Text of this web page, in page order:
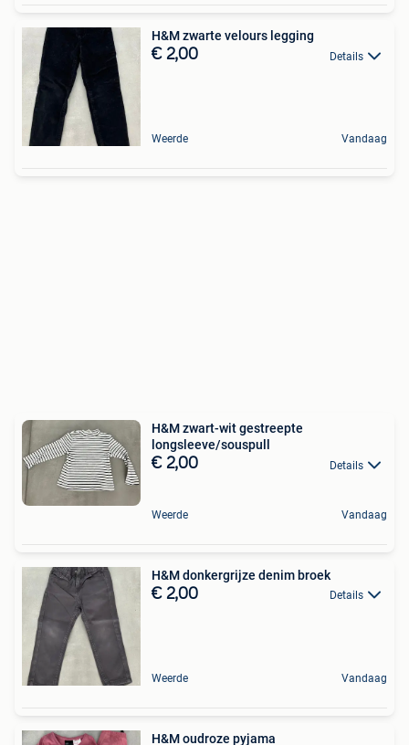
H&M zwarte velours legging
€ 2,00 Details
Weerde Vandaag
H&M zwart-wit gestreepte
longsleeve/souspull
€ 2,00 Details
Weerde Vandaag
H&M donkergrijze denim broek
€ 2,00 Details
Weerde Vandaag
H&M oudroze pyjama